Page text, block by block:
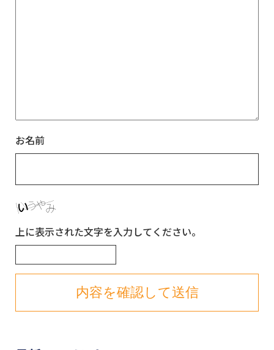
お名前
上に表示された文字を入力してください。